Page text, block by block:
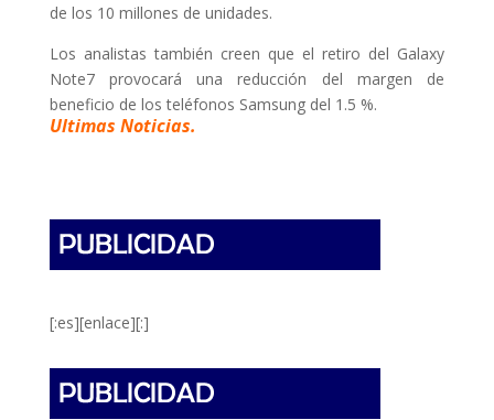
de los 10 millones de unidades.
Los analistas también creen que el retiro del Galaxy
Note7 provocará una reducción del margen de
beneficio de los teléfonos Samsung del 1.5 %.
Ultimas Noticias.
[:es][enlace][:]